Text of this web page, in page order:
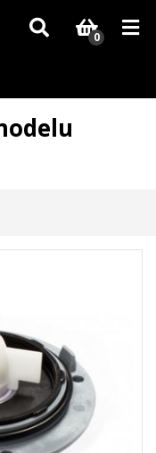
které nejsou skladem,
0